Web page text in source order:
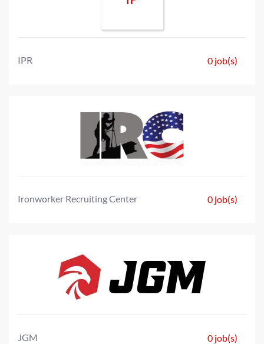
IPR 0 job(s)
Ironworker Recruiting Center 0 job(s)
JGM 0 job(s)